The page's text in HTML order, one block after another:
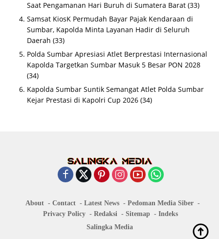
Saat Pengamanan Hari Buruh di Sumatera Barat (33)
Samsat KiosK Permudah Bayar Pajak Kendaraan di
Sumbar, Kapolda Minta Layanan Hadir di Seluruh
Daerah (33)
Polda Sumbar Apresiasi Atlet Berprestasi Internasional
Kapolda Targetkan Sumbar Masuk 5 Besar PON 2028
(34)
Kapolda Sumbar Suntik Semangat Atlet Polda Sumbar
Kejar Prestasi di Kapolri Cup 2026 (34)
About Contact Latest News
Pedoman Media Siber
Privacy Policy
Redaksi Sitemap
Indeks
Salingka Media